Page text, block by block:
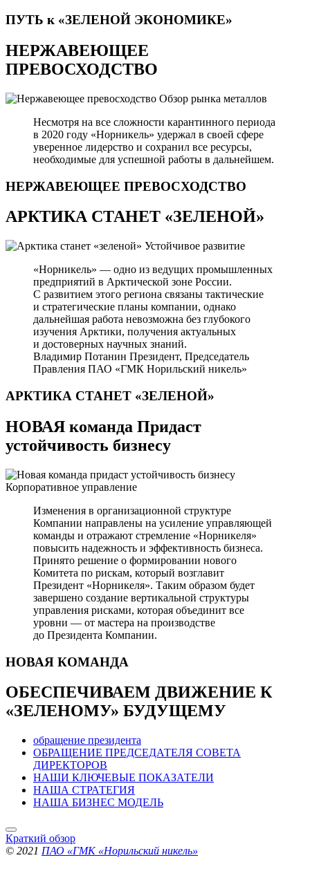
ПУТЬ к «ЗЕЛЕНОЙ ЭКОНОМИКЕ»
НЕРЖАВЕЮЩЕЕ
ПРЕВОСХОДСТВО
Обзор рынка металлов
Несмотря на все сложности карантинного периода
в 2020 году «Норникель» удержал в своей сфере
уверенное лидерство и сохранил все ресурсы,
необходимые для успешной работы в дальнейшем.
НЕРЖАВЕЮЩЕЕ ПРЕВОСХОДСТВО
АРКТИКА СТАНЕТ «ЗЕЛЕНОЙ»
Устойчивое развитие
«Норникель» — одно из ведущих промышленных
предприятий в Арктической зоне России.
С развитием этого региона связаны тактические
и стратегические планы компании, однако
дальнейшая работа невозможна без глубокого
изучения Арктики, получения актуальных
и достоверных научных знаний.
Владимир Потанин Президент, Председатель
Правления ПАО «ГМК Норильский никель»
АРКТИКА СТАНЕТ «ЗЕЛЕНОЙ»
НОВАЯ команда Придаст
устойчивость бизнесу
Корпоративное управление
Изменения в организационной структуре
Компании направлены на усиление управляющей
команды и отражают стремление «Норникеля»
повысить надежность и эффективность бизнеса.
Принято решение о формировании нового
Комитета по рискам, который возглавит
Президент «Норникеля». Таким образом будет
завершено создание вертикальной структуры
управления рисками, которая объединит все
уровни — от мастера на производстве
до Президента Компании.
НОВАЯ КОМАНДА
ОБЕСПЕЧИВАЕМ ДВИЖЕНИЕ К
«ЗЕЛЕНОМУ» БУДУЩЕМУ
обращение президента
ОБРАЩЕНИЕ ПРЕДСЕДАТЕЛЯ СОВЕТА
ДИРЕКТОРОВ
НАШИ КЛЮЧЕВЫЕ ПОКАЗАТЕЛИ
НАША СТРАТЕГИЯ
НАША БИЗНЕС МОДЕЛЬ
Краткий обзор
© 2021 ПАО «ГМК «Норильский никель»